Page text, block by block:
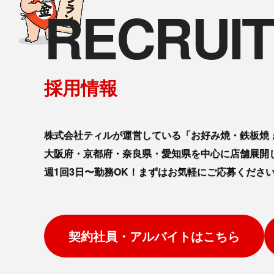
RECRUIT
採用情報
株式会社ティルが運営している「お好み焼・鉄板焼
大阪府・京都府・奈良県・愛知県を中心に店舗展
週1回3日〜勤務OK！まずはお気軽にご応募くださ
契約社員・アルバイトはこちら